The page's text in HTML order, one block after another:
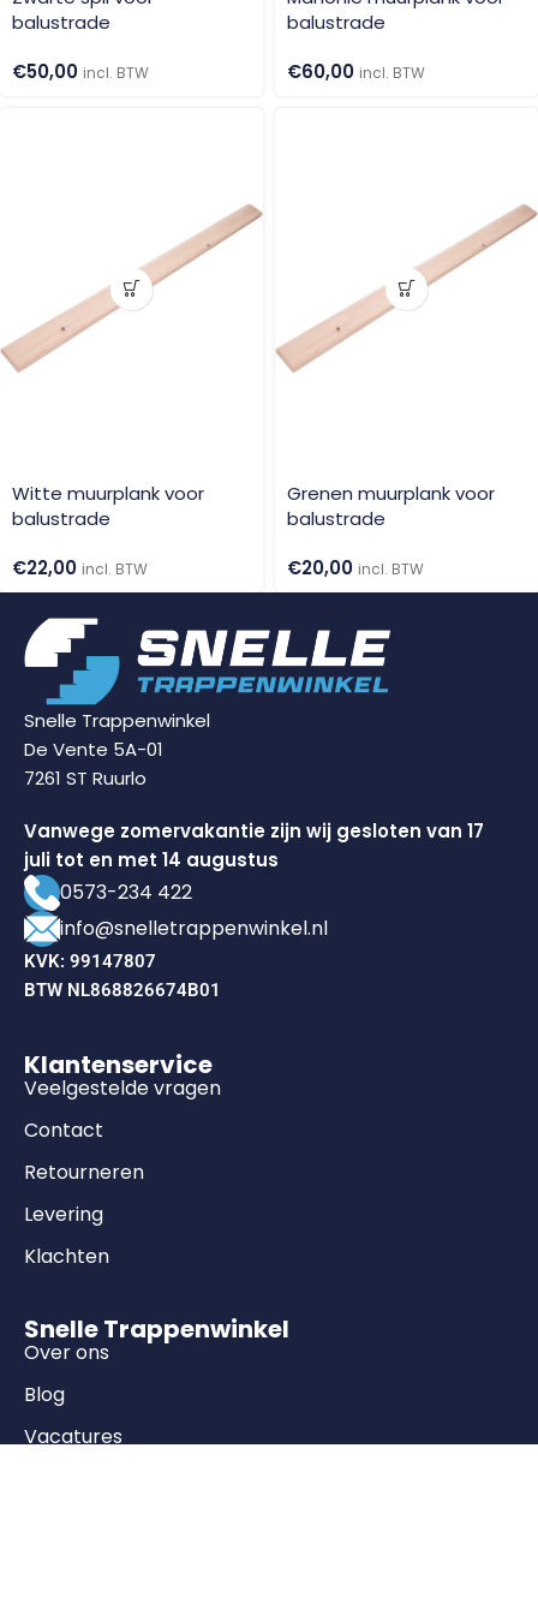
balustrade
€50,00 incl. BTW
balustrade
€60,00 incl. BTW
Witte muurplank voor
balustrade
€22,00 incl. BTW
Grenen muurplank voor
balustrade
€20,00 incl. BTW
Snelle Trappenwinkel
De Vente 5A-01
7261 ST Ruurlo
Vanwege zomervakantie zijn wij gesloten van 17
juli tot en met 14 augustus
0573-234 422
info@snelletrappenwinkel.nl
KVK: 99147807
BTW NL868826674B01
Klantenservice
Veelgestelde vragen
Contact
Retourneren
Levering
Klachten
Snelle Trappenwinkel
Over ons
Blog
Vacatures